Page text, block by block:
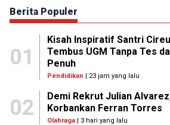
Berita Populer
01
Kisah Inspiratif Santri
Tembus UGM Tanpa Tes
Penuh
Pendidikan | 23 jam yang lalu
02
Demi Rekrut Julian
Korbankan Ferran Torres
Olahraga| 3 hari yang lalu